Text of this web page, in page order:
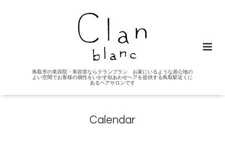
鳥取市の美容院・美容室ならクランブラン お家にいるような居心地の
よい空間でお客様の個性をいかす似あわせヘアを提供する鳥取駅近くに
あるヘアサロンです
Calendar